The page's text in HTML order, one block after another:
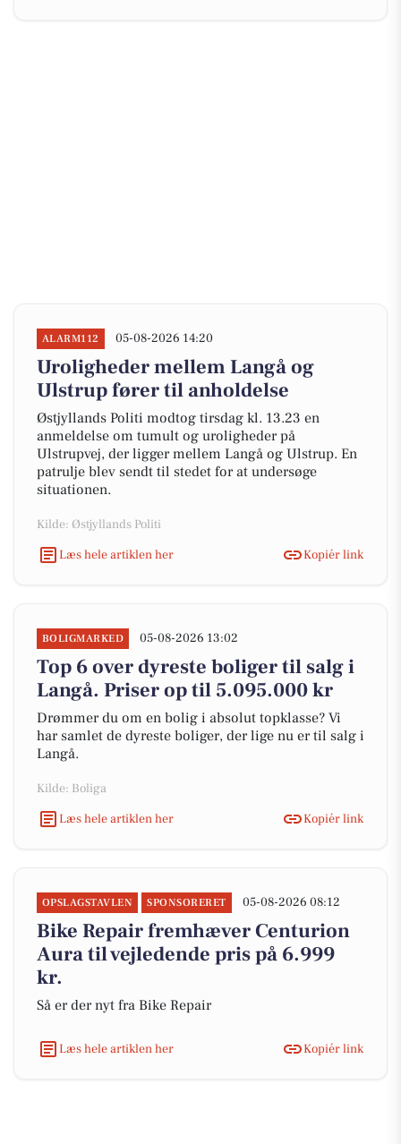
ALARM112 05-08-2026 14:20
Uroligheder mellem Langå og
Ulstrup fører til anholdelse
Østjyllands Politi modtog tirsdag kl. 13.23 en
anmeldelse om tumult og uroligheder på
Ulstrupvej, der ligger mellem Langå og Ulstrup. En
patrulje blev sendt til stedet for at undersøge
situationen.
Kilde: Østjyllands Politi
Læs hele artiklen her
Kopiér link
BOLIGMARKED 05-08-2026 13:02
Top 6 over dyreste boliger til salg i
Langå. Priser op til 5.095.000 kr
Drømmer du om en bolig i absolut topklasse? Vi
har samlet de dyreste boliger, der lige nu er til salg i
Langå.
Kilde: Boliga
Læs hele artiklen her
Kopiér link
OPSLAGSTAVLEN SPONSORERET 05-08-2026 08:12
Bike Repair fremhæver Centurion
Aura til vejledende pris på 6.999
kr.
Så er der nyt fra Bike Repair
Læs hele artiklen her Kopiér link